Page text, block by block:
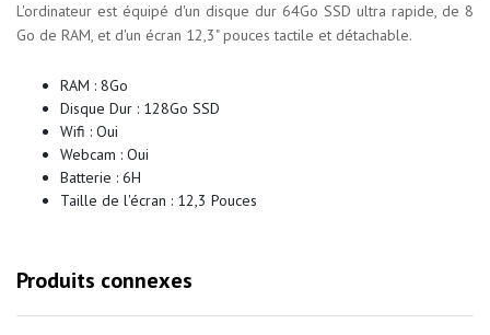
L'ordinateur est équipé d'un disque dur 64Go SSD ultra rapide, de 8
Go de RAM, et d'un écran 12,3" pouces tactile et détachable.
RAM : 8Go
Disque Dur : 128Go SSD
Wifi : Oui
Webcam : Oui
Batterie : 6H
Taille de l'écran‎ : 12,3 Pouces
Produits connexes